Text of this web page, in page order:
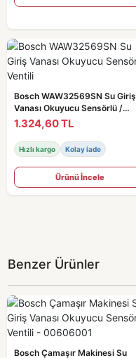
Bosch WAW32569SN Su Giriş
Vanası Okuyucu Sensörlü /
Ventili
1.324,60 TL
Hızlı kargo Kolay iade
Ürünü İncele
Benzer Ürünler
Bosch Çamaşır Makinesi Su